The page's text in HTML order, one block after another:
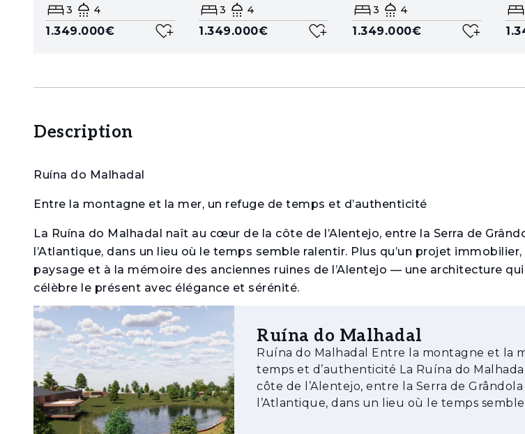
3
4
1.349.000€
3
4
1.349.000€
3
4
1.349.000€
Description
Ruína do Malhadal
Entre la montagne et la mer, un refuge de temps et d’authenticité
La Ruína do Malhadal naît au cœur de la côte de l’Alentejo, entre la Serra de
l’Atlantique, dans un lieu où le temps semble ralentir. Plus qu’un projet immobilier,
paysage et à la mémoire des anciennes ruines de l’Alentejo — une architecture
célèbre le présent avec élégance et sérénité.
Ici, chaque espace a été conçu pour offrir silence, confort et connexion avec la
parfait entre authenticité et sophistication. Le projet allie le charme de la taipa, de
design contemporain, créant une atmosphère de refuge, d’introspection et de
Points Forts
• Emplacement privilégié — entre Melides, Comporta et la Serra de Grândola
Ruína do Malhadal
Ruína do Malhadal Entre la montagne et la mer, un refuge de
temps et d’authenticité La Ruína do Malhadal naît au cœur de la
côte de l’Alentejo, entre la Serra de
l’Atlantique, dans un lieu où le temps